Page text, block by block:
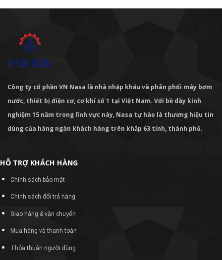
Công ty cổ phần VN Nasa là nhà nhập khẩu và phân phối máy bơm
nước, thiết bị điện cơ, cơ khí số 1 tại Việt Nam. Với bề dày kinh
nghiệm 15 năm trong lĩnh vực này, Nasa tự hào là thương hiệu tin
dùng của hàng ngàn khách hàng trên khắp 63 tỉnh, thành phố.
HỖ TRỢ KHÁCH HÀNG
Chính sách bảo mật
Chính sách đổi trả hàng
Giao hàng & vận chuyển
Mua hàng và thanh toán
Thỏa thuận người dùng